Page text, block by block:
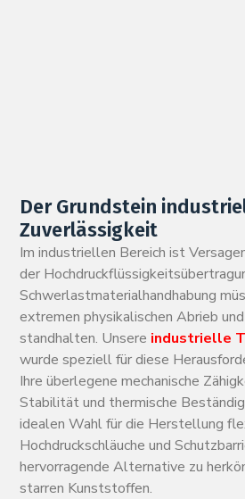
Der Grundstein
Zuverlässigkeit
Im industriellen Bereich ist
der
Schwerlastmaterialhandhabung
extremen physikalischen Abrieb
standhalten. Unsere industrielle
wurde speziell für diese
Ihre überlegene mechanische
Stabilität und thermische
idealen Wahl für die Herstellung
Hochdruckschläuche und
hervorragende Alternative zu
starren Kunststoffen.